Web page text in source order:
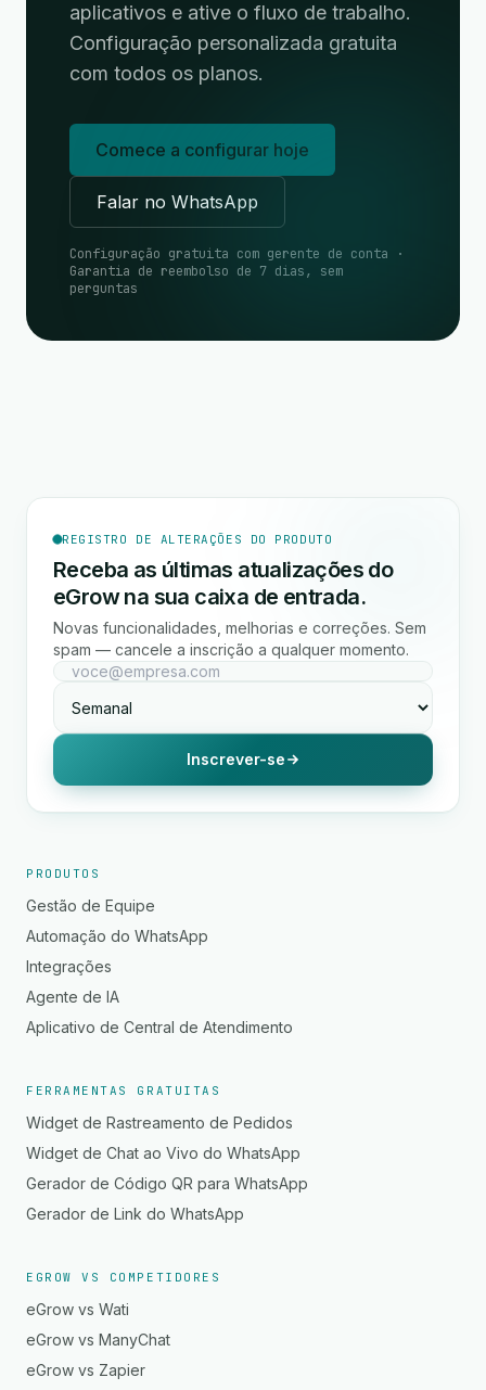
aplicativos e ative o fluxo de trabalho.
Configuração personalizada gratuita
com todos os planos.
Comece a configurar hoje
Falar no WhatsApp
Configuração gratuita com gerente de conta ·
Garantia de reembolso de 7 dias, sem
perguntas
REGISTRO DE ALTERAÇÕES DO PRODUTO
Receba as últimas atualizações do
eGrow na sua caixa de entrada.
Novas funcionalidades, melhorias e correções. Sem
spam — cancele a inscrição a qualquer momento.
Inscrever-se
PRODUTOS
Gestão de Equipe
Automação do WhatsApp
Integrações
Agente de IA
Aplicativo de Central de Atendimento
FERRAMENTAS GRATUITAS
Widget de Rastreamento de Pedidos
Widget de Chat ao Vivo do WhatsApp
Gerador de Código QR para WhatsApp
Gerador de Link do WhatsApp
EGROW VS COMPETIDORES
eGrow vs Wati
eGrow vs ManyChat
eGrow vs Zapier